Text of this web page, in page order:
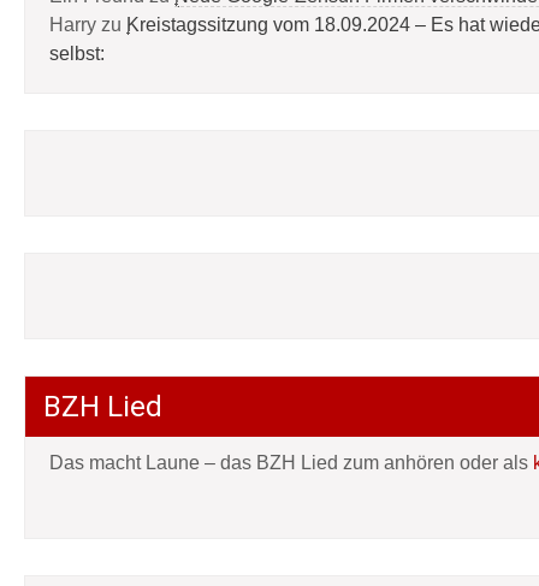
Harry zu Kreistagssitzung vom 18.09.2024 – Es hat
selbst:
BZH Lied
Das macht Laune – das BZH Lied zum anhören oder als